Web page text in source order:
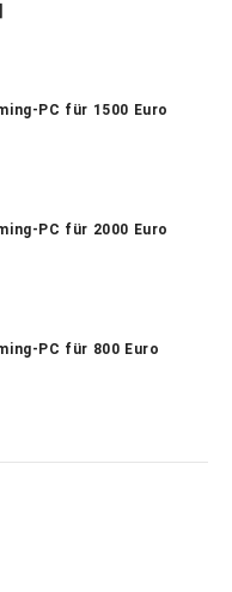
PC für 1500 Euro
PC für 2000 Euro
PC für 800 Euro